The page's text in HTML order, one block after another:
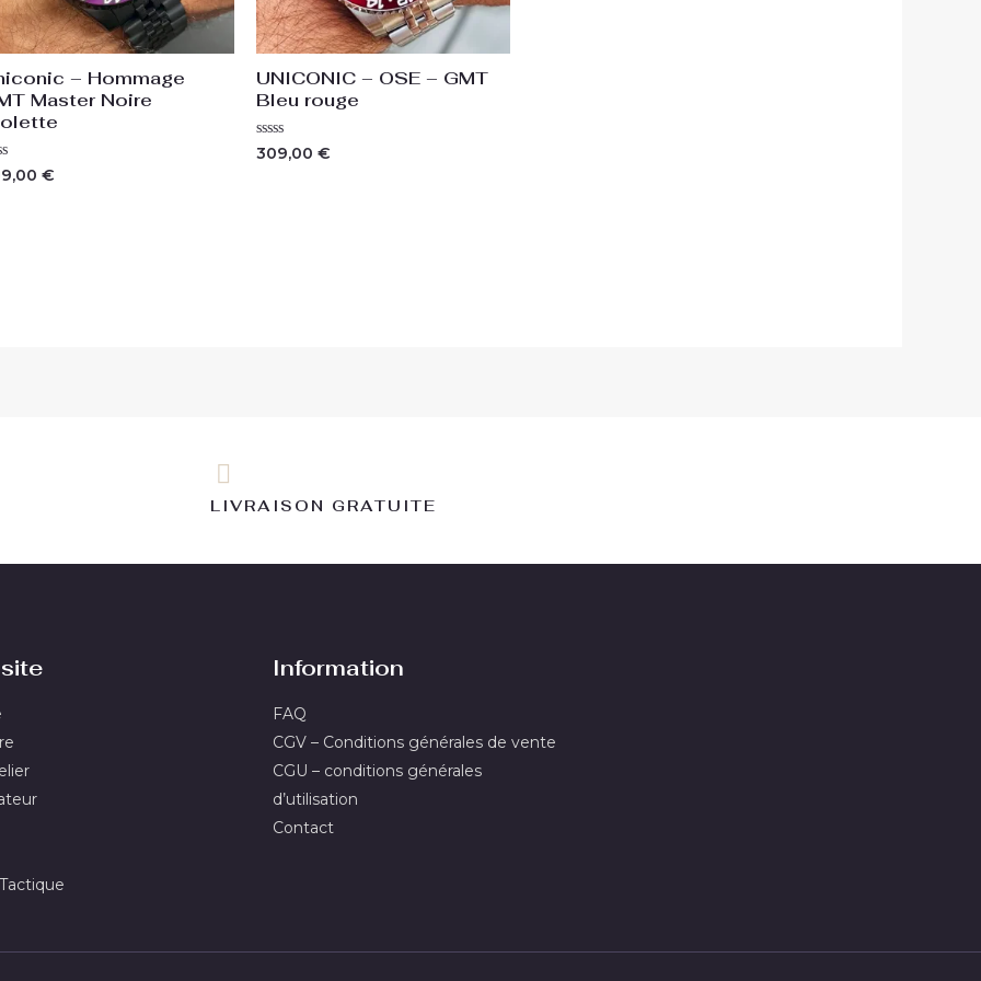
– Hommage
Master Noire
€
UNICONIC – OSE – GMT
Bleu rouge
Note
0
309,00 €
LIVRAISON GRATUITE
Information
FAQ
CGV – Conditions générales de vente
CGU – conditions générales
d’utilisation
Contact